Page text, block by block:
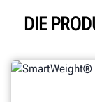
DIE